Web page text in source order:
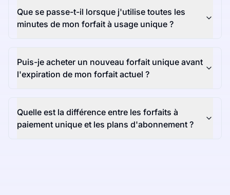
Que se passe-t-il lorsque j'utilise toutes les
minutes de mon forfait à usage unique ?
Puis-je acheter un nouveau forfait unique avant
l'expiration de mon forfait actuel ?
Quelle est la différence entre les forfaits à
paiement unique et les plans d'abonnement ?